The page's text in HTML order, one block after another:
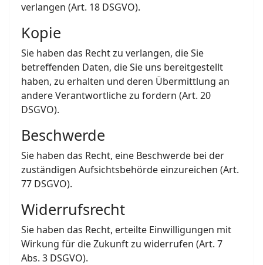
verlangen (Art. 18 DSGVO).
Kopie
Sie haben das Recht zu verlangen, die Sie
betreffenden Daten, die Sie uns bereitgestellt
haben, zu erhalten und deren Übermittlung an
andere Verantwortliche zu fordern (Art. 20
DSGVO).
Beschwerde
Sie haben das Recht, eine Beschwerde bei der
zuständigen Aufsichtsbehörde einzureichen (Art.
77 DSGVO).
Widerrufsrecht
Sie haben das Recht, erteilte Einwilligungen mit
Wirkung für die Zukunft zu widerrufen (Art. 7
Abs. 3 DSGVO).